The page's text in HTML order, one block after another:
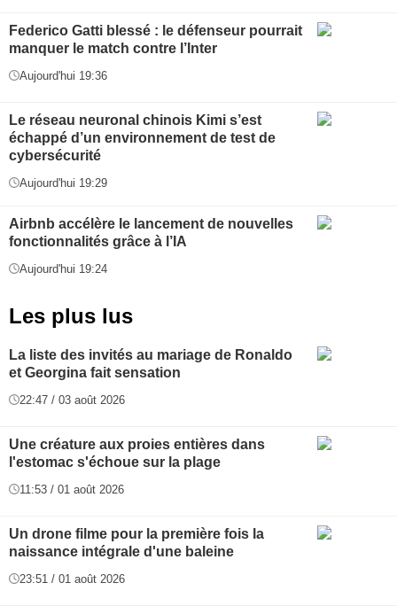
Federico Gatti blessé : le défenseur pourrait
manquer le match contre l’Inter
Aujourd'hui 19:36
Le réseau neuronal chinois Kimi s’est
échappé d’un environnement de test de
cybersécurité
Aujourd'hui 19:29
Airbnb accélère le lancement de nouvelles
fonctionnalités grâce à l’IA
Aujourd'hui 19:24
Les plus lus
La liste des invités au mariage de Ronaldo
et Georgina fait sensation
22:47 / 03 août 2026
Une créature aux proies entières dans
l'estomac s'échoue sur la plage
11:53 / 01 août 2026
Un drone filme pour la première fois la
naissance intégrale d'une baleine
23:51 / 01 août 2026